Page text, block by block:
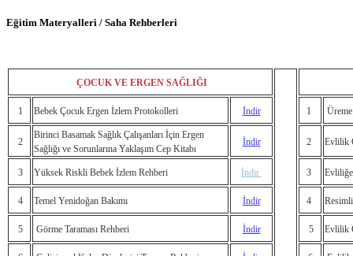
Eğitim Materyalleri / Saha Rehberleri
ÇOCUK VE ERGEN SAĞLIĞI
1 Bebek Çocuk Ergen İzlem Protokolleri İndir 1 Üreme
2
Birinci Basamak Sağlık Çalışanları İçin Ergen
Sağlığı ve Sorunlarına Yaklaşım Cep Kitabı
İndir 2 Evlilik
3 Yüksek Riskli Bebek İzlem Rehberi İndir 3 Evliliğe
4 Temel Yenidoğan Bakımı İndir 4
5 Görme Taraması Rehberi İndir 5 Evlilik